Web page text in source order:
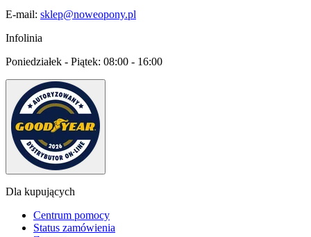
E-mail: sklep@noweopony.pl
Infolinia
Poniedziałek - Piątek: 08:00 - 16:00
Dla kupujących
Centrum pomocy
Status zamówienia